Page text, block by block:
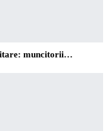
muncitorii…